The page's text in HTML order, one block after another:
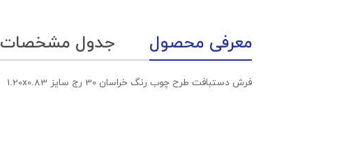
معرفی محصول جدول مشخصات
فرش دستبافت طرح چوب رنگ خراسان 30 رج سایز 1.20x0.83